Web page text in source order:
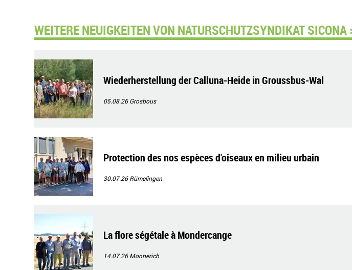
WEITERE NEUIGKEITEN VON NATURSCHUTZSYNDIKAT SICONA
Wiederherstellung der Calluna-Heide in Groussbus-Wal
05.08.26Grosbous
Protection des nos espèces d'oiseaux en milieu urbain
30.07.26Rümelingen
La flore ségétale à Mondercange
14.07.26Monnerich